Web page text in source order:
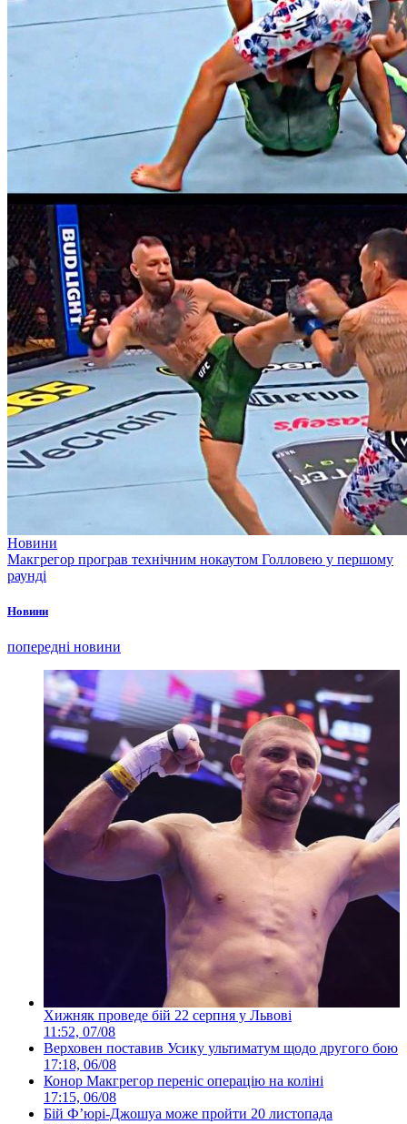
Новини
Макгрегор програв технічним нокаутом Голловею у першому
раунді
Новини
попередні новини
Хижняк проведе бій 22 серпня у Львові
11:52, 07/08
Верховен поставив Усику ультиматум щодо другого бою
17:18, 06/08
Конор Макгрегор переніс операцію на коліні
17:15, 06/08
Бій Ф’юрі-Джошуа може пройти 20 листопада